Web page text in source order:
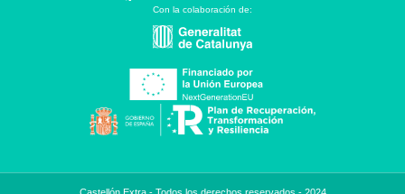
Con la colaboración de: